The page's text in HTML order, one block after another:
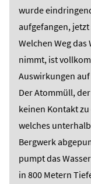
wurde
aufgefangen,
Welchen Weg
nimmt, ist
Auswirkungen
Der Atommüll,
keinen Kontakt zu
welches
Bergwerk
pumpt das
in 800 Metern